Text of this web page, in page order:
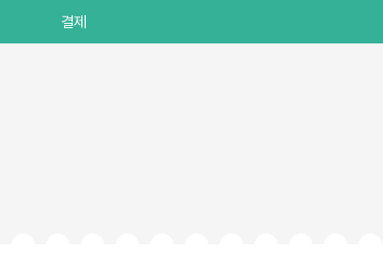
결제